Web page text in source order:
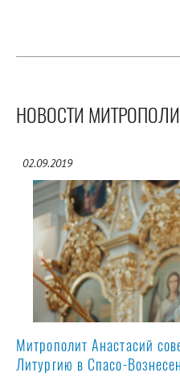
НОВОСТИ
02.09.2019
Митрополит Анастасий
Литургию в Спасо-